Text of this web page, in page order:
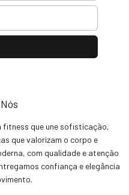
fitness que une sofisticação,
que valorizam o corpo e
com qualidade e atenção
confiança e elegância